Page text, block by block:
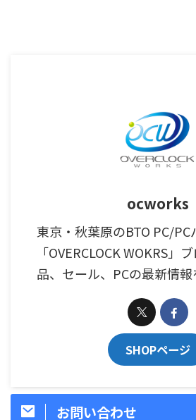
ocworks
東京・秋葉原のBTO PC/
「OVERCLOCK WOKRS」
品、セール、PCの最新情報
SHOPページ
お問い合わせ